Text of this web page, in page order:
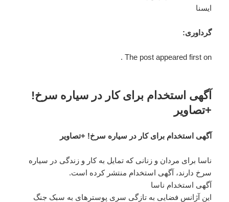
ایسنا
گرداوری:
The post appeared first on .
آگهی استخدام برای کار در سیاره سرخ!
+تصاویر
آگهی استخدام برای کار در سیاره سرخ! +تصاویر
ناسا برای مردان و زنانی که تمایل به کار و زندگی در سیاره
سرخ دارند، آگهی استخدام منتشر کرده است.
آگهی استخدام ناسا
این آژانس فضایی به تازگی سری پوسترهای به سبک جنگ